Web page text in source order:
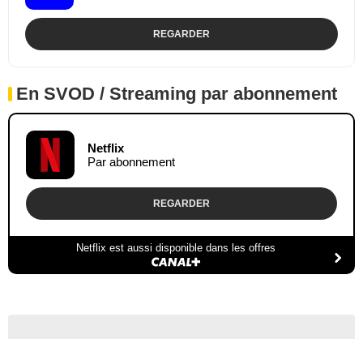
REGARDER
En SVOD / Streaming par abonnement
Netflix
Par abonnement
REGARDER
Netflix est aussi disponible dans les offres